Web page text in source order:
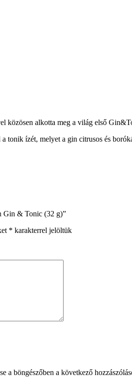
közösen alkotta meg a világ első
tonik ízét, melyet a gin citrusos és
Gin & Tonic (32 g)”
* karakterrel jelöltük
a böngészőben a következő